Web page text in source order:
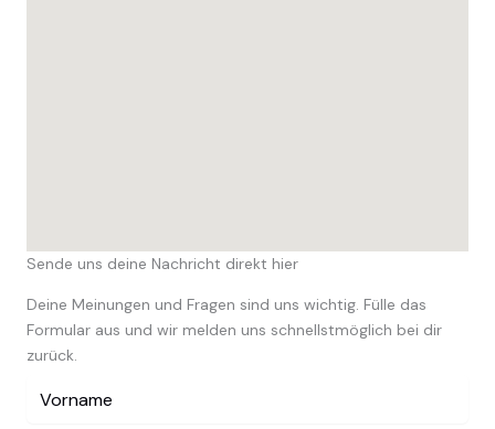
Sende uns deine Nachricht direkt hier
Deine Meinungen und Fragen sind uns wichtig. Fülle das
Formular aus und wir melden uns schnellstmöglich bei dir
zurück.